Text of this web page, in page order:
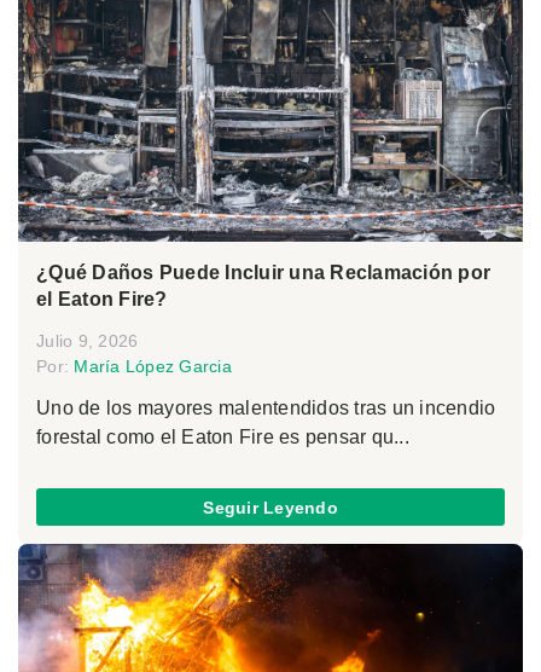
¿Qué Daños Puede Incluir una Reclamación por
el Eaton Fire?
Julio 9, 2026
Por: María López Garcia
Uno de los mayores malentendidos tras un incendio
forestal como el Eaton Fire es pensar qu...
Seguir Leyendo